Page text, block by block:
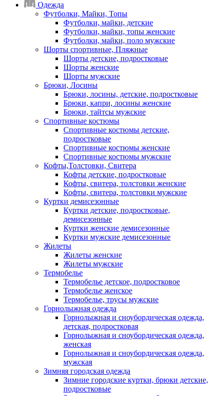
Одежда
Футболки, Майки, Топы
Футболки, майки, детские
Футболки, майки, топы женские
Футболки, майки, поло мужские
Шорты спортивные, Пляжные
Шорты детские, подростковые
Шорты женские
Шорты мужские
Брюки, Лосины
Брюки, лосины, детские, подростковые
Брюки, капри, лосины женские
Брюки, тайтсы мужские
Спортивные костюмы
Спортивные костюмы детские,
подростковые
Спортивные костюмы женские
Спортивные костюмы мужские
Кофты,Толстовки, Свитера
Кофты детские, подростковые
Кофты, свитера, толстовки женские
Кофты, свитера, толстовки мужские
Куртки демисезонные
Куртки детские, подростковые,
демисезонные
Куртки женские демисезонные
Куртки мужские демисезонные
Жилеты
Жилеты женские
Жилеты мужские
Термобелье
Термобелье детское, подростковое
Термобелье женское
Термобелье, трусы мужские
Горнолыжная одежда
Горнолыжная и сноубордическая одежда,
детская, подростковая
Горнолыжная и сноубордическая одежда,
женская
Горнолыжная и сноубордическая одежда,
мужская
Зимняя городская одежда
Зимние городские куртки, брюки детские,
подростковые